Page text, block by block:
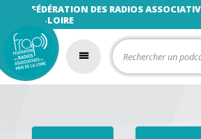
FÉDÉRATION DES RADIOS
LA-LOIRE